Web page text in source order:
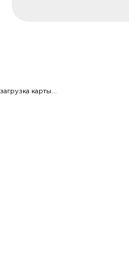
загрузка карты...